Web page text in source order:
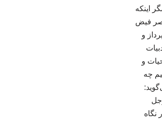
اینکه
فیض
و
آبان ۱۴۰۰ با هدف حفظ حیات و
چه
نگاه